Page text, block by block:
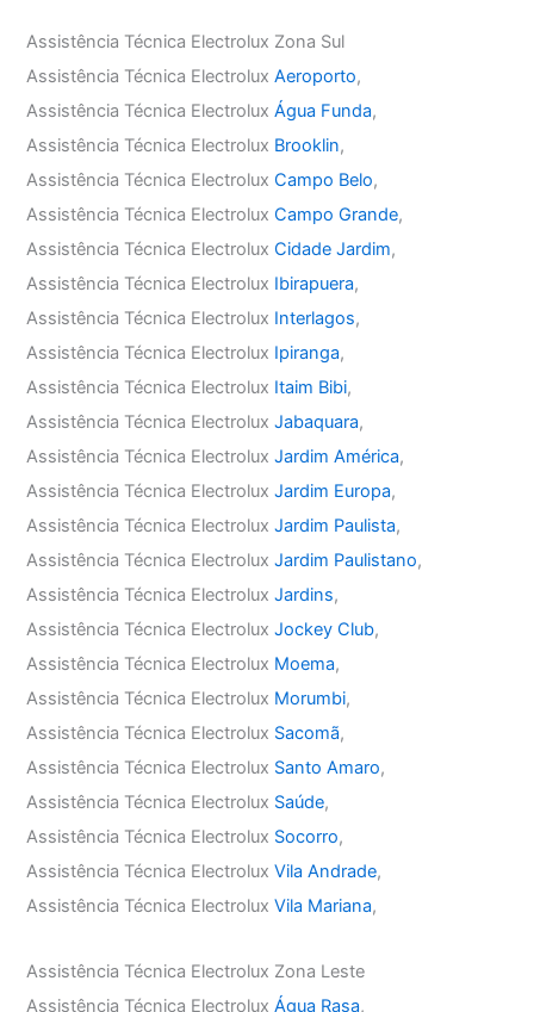
Assistência Técnica Electrolux Zona Sul
Assistência Técnica ElectroluxAeroporto,
Assistência Técnica ElectroluxÁgua Funda,
Assistência Técnica Electrolux Brooklin,
Assistência Técnica ElectroluxCampo Belo,
Assistência Técnica ElectroluxCampo Grande,
Assistência Técnica ElectroluxCidade Jardim,
Assistência Técnica Electrolux Ibirapuera,
Assistência Técnica Electrolux Interlagos,
Assistência Técnica Electrolux Ipiranga,
Assistência Técnica Electrolux Itaim Bibi,
Assistência Técnica ElectroluxJabaquara,
Assistência Técnica ElectroluxJardim América,
Assistência Técnica ElectroluxJardim Europa,
Assistência Técnica ElectroluxJardim Paulista,
Assistência Técnica ElectroluxJardim Paulistano,
Assistência Técnica ElectroluxJardins,
Assistência Técnica ElectroluxJockey Club,
Assistência Técnica Electrolux Moema,
Assistência Técnica Electrolux Morumbi,
Assistência Técnica Electrolux Sacomã,
Assistência Técnica Electrolux Santo Amaro,
Assistência Técnica Electrolux Saúde,
Assistência Técnica Electrolux Socorro,
Assistência Técnica ElectroluxVila Andrade,
Assistência Técnica ElectroluxVila Mariana,
Assistência Técnica Electrolux Zona Leste
Assistência Técnica ElectroluxÁgua Rasa,